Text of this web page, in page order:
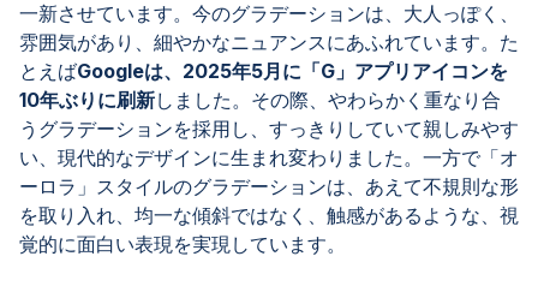
一新させています。今のグラデーションは、大人っぽく、
雰囲気があり、細やかなニュアンスにあふれています。た
とえばGoogleは、2025年5月に「G」アプリアイコンを
10年ぶりに刷新しました。その際、やわらかく重なり合
うグラデーションを採用し、すっきりしていて親しみやす
い、現代的なデザインに生まれ変わりました。一方で「オ
ーロラ」スタイルのグラデーションは、あえて不規則な形
を取り入れ、均一な傾斜ではなく、触感があるような、視
覚的に面白い表現を実現しています。